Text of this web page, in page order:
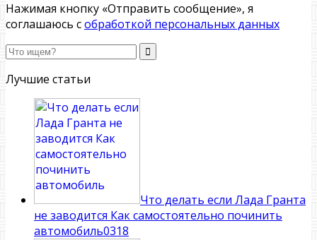
Нажимая кнопку «Отправить сообщение», я
соглашаюсь собработкой персональных данных
Лучшие статьи
Что делать если Лада Гранта
не заводится Как самостоятельно починить
автомобиль0318